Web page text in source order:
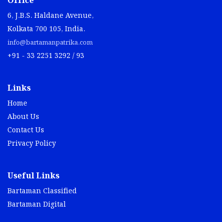
6, J.B.S. Haldane Avenue,
Kolkata 700 105, India.
info@bartamanpatrika.com
+91 - 33 2251 3292 / 93
Links
Home
About Us
Contact Us
Privacy Policy
Useful Links
Bartaman Classified
Bartaman Digital